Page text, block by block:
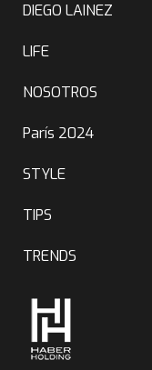
DIEGO LAINEZ
LIFE
NOSOTROS
París 2024
STYLE
TIPS
TRENDS